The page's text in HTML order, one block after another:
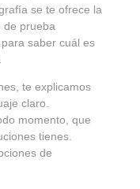
se te ofrece la
de prueba
saber cuál es
te explicamos
claro.
momento, que
tienes.
de